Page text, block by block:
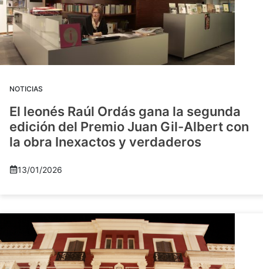
NOTICIAS
El leonés Raúl Ordás gana la segunda
edición del Premio Juan Gil-Albert con
la obra Inexactos y verdaderos
13/01/2026